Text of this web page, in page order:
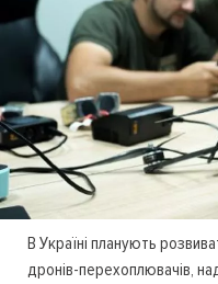
В Україні планують
дронів-перехоплювачів,